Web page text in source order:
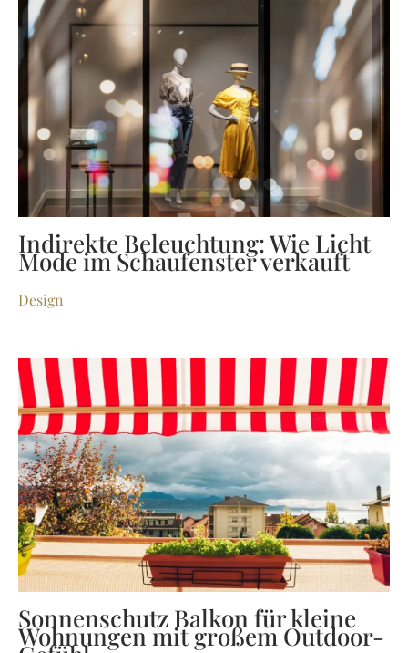
Indirekte Beleuchtung: Wie Licht
Mode im Schaufenster verkauft
Design
Sonnenschutz Balkon für kleine
Wohnungen mit großem Outdoor-